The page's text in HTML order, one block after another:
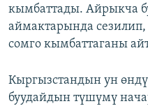
кымбаттады. Айрыкча
аймактарында
сомго кымбаттаганы
Кыргызстандын ун
буудайдын түшүмү